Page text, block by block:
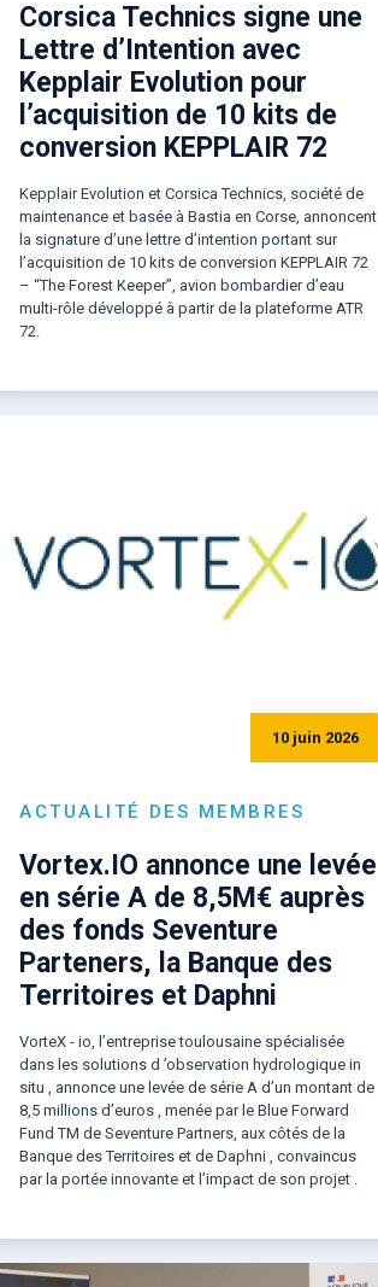
Corsica Technics signe une
Lettre d’Intention avec
Kepplair Evolution pour
l’acquisition de 10 kits de
conversion KEPPLAIR 72
Kepplair Evolution et Corsica Technics, société de
maintenance et basée à Bastia en Corse, annoncent
la signature d’une lettre d’intention portant sur
l’acquisition de 10 kits de conversion KEPPLAIR 72
– “The Forest Keeper”, avion bombardier d’eau
multi-rôle développé à partir de la plateforme ATR
72.
10 juin 2026
ACTUALITÉ DES MEMBRES
Vortex.IO annonce une levée
en série A de 8,5M€ auprès
des fonds Seventure
Parteners, la Banque des
Territoires et Daphni
VorteX - io, l’entreprise toulousaine spécialisée
dans les solutions d ’observation hydrologique in
situ , annonce une levée de série A d’un montant de
8,5 millions d’euros , menée par le Blue Forward
Fund TM de Seventure Partners, aux côtés de la
Banque des Territoires et de Daphni , convaincus
par la portée innovante et l’impact de son projet .